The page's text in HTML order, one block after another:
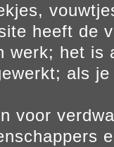
heeft de
werk; het is
als
voor